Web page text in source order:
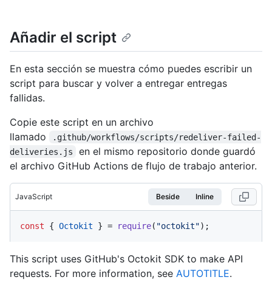
Añadir el script
En esta sección se muestra cómo puedes escribir un
script para buscar y volver a entregar entregas
fallidas.
Copie este script en un archivo
llamado
.github/workflows/scripts/redeliver-failed-
deliveries.js
en el mismo repositorio donde guardó
el archivo GitHub Actions de flujo de trabajo anterior.
JavaScript Beside Inline
const { Octokit } = require( "octokit");
This script uses GitHub's Octokit SDK to make API
requests. For more information, see AUTOTITLE.